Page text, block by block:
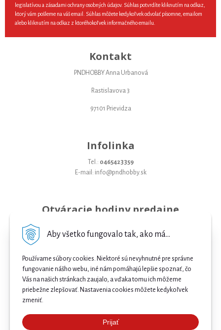
Aby všetko fungovalo tak, ako má...
Používame súbory cookies. Niektoré sú nevyhnutné pre správne
fungovanie nášho webu, iné nám pomáhajú lepšie spoznať, čo
Vás na našich stránkach zaujalo, a vďaka tomu ich môžeme
priebežne zlepšovať. Nastavenia cookies môžete kedykoľvek
zmeniť.
Prijať
legislatívou a zásadami ochrany osobných údajov. Súhlas potvrdíte kliknutím na odkaz,
ktorý vám pošleme na váš email. Súhlas môžete kedykoľvek odvolať písomne, emailom
alebo kliknutím na odkaz z ktoréhokoľvek informačného emailu.
Kontakt
PNDHOBBY Anna Urbanová
Rastislavova 3
97101 Prievidza
Infolinka
Tel.: 0465423359
E-mail: info@pndhobby.sk
Otváracie hodiny predajne
Streda 09-17
Štvrtok 09-17
Sobota 09-12
Najnižšia cena .